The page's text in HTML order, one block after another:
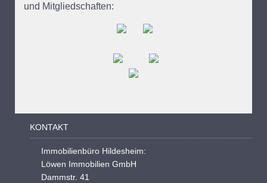
und Mitgliedschaften:
KONTAKT
Immobilienbüro Hildesheim:
Löwen Immobilien GmbH
Dammstr. 41